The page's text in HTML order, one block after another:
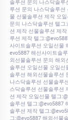
솔루션 문의 나스닥솔루
루션 문의 나스닥솔루션
물 선물솔루션 제작 오
문의 나스닥솔루션 텔그
션 제작 선물솔루션 제
루션 제작 텔그
사이트솔루션 오일선물
evo5887 해선사이트솔
외선물솔루션 문의 해외
솔루션 오일선물 오일선
솔루션 해외선물솔루션
나스닥솔루션 선물솔루
스닥솔루션 선물솔루션
션 제작 오일선물 텔그
솔루션 텔그:@evo5887
솔루션 제작 텔그
그:@evo5887 해외선물